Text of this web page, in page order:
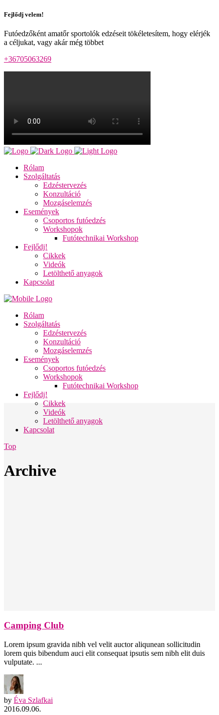
Fejlődj velem!
Futóedzőként amatőr sportolók edzéseit tökéletesítem, hogy elérjék
a céljukat, vagy akár még többet
+36705063269
Rólam
Szolgáltatás
Edzéstervezés
Konzultáció
Mozgáselemzés
Események
Csoportos futóedzés
Workshopok
Futótechnikai Workshop
Fejlődj!
Cikkek
Videók
Letölthető anyagok
Kapcsolat
Rólam
Szolgáltatás
Edzéstervezés
Konzultáció
Mozgáselemzés
Események
Csoportos futóedzés
Workshopok
Futótechnikai Workshop
Fejlődj!
Cikkek
Videók
Letölthető anyagok
Kapcsolat
Top
Archive
Camping Club
Lorem ipsum gravida nibh vel velit auctor aliqunean sollicitudin
lorem quis bibendum auci elit consequat ipsutis sem nibh elit duis
vulputate. ...
by Éva Szlafkai
2016.09.06.